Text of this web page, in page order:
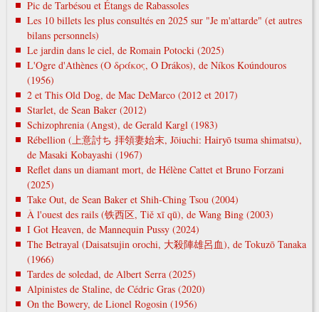
Pic de Tarbésou et Étangs de Rabassoles
Les 10 billets les plus consultés en 2025 sur "Je m'attarde" (et autres
bilans personnels)
Le jardin dans le ciel, de Romain Potocki (2025)
L'Ogre d'Athènes (Ο δράκος, O Drákos), de Níkos Koúndouros
(1956)
2 et This Old Dog, de Mac DeMarco (2012 et 2017)
Starlet, de Sean Baker (2012)
Schizophrenia (Angst), de Gerald Kargl (1983)
Rébellion (上意討ち 拝領妻始末, Jōiuchi: Hairyō tsuma shimatsu),
de Masaki Kobayashi (1967)
Reflet dans un diamant mort, de Hélène Cattet et Bruno Forzani
(2025)
Take Out, de Sean Baker et Shih-Ching Tsou (2004)
À l'ouest des rails (铁西区, Tiě xī qū), de Wang Bing (2003)
I Got Heaven, de Mannequin Pussy (2024)
The Betrayal (Daisatsujin orochi, 大殺陣雄呂血), de Tokuzō Tanaka
(1966)
Tardes de soledad, de Albert Serra (2025)
Alpinistes de Staline, de Cédric Gras (2020)
On the Bowery, de Lionel Rogosin (1956)